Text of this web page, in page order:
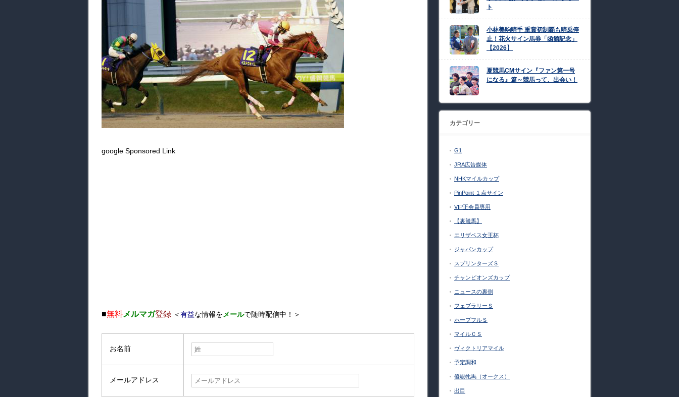
google Sponsored Link
■無料メルマガ登録 ＜有益な情報を メールで随時配信中！＞
お名前
メールアドレス
ト
小林美駒騎手 重賞初制覇も騎乗停
止！花火サイン馬券「函館記念」
【2026】
夏競馬CMサイン『ファン第一号
になる』篇～競馬って、出会い！
カテゴリー
G1
JRA広告媒体
NHKマイルカップ
PinPoint １点サイン
VIP正会員専用
【裏競馬】
エリザベス女王杯
ジャパンカップ
スプリンターズＳ
チャンピオンズカップ
ニュースの裏側
フェブラリーＳ
ホープフルＳ
マイルＣＳ
ヴィクトリアマイル
予定調和
優駿牝馬（オークス）
出目